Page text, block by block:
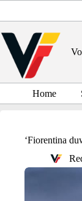
inhoud
Home
‘Fiorentina